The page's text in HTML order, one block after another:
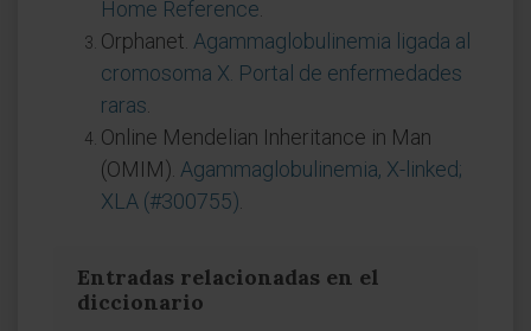
Home Reference
Orphanet. Agammaglobulinemia ligada al
cromosoma X. Portal de enfermedades
raras
Online Mendelian Inheritance in Man
(OMIM). Agammaglobulinemia, X-linked;
XLA (#300755)
Entradas relacionadas en el
diccionario